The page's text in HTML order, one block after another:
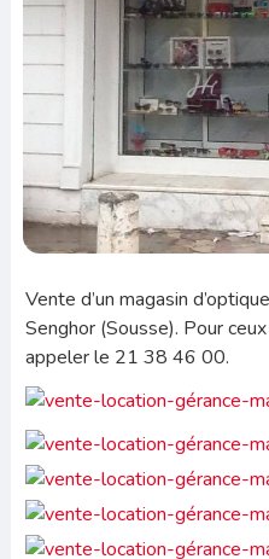
Vente d’un magasin
Senghor (Sousse). Pour
appeler le 21 38 46 00.